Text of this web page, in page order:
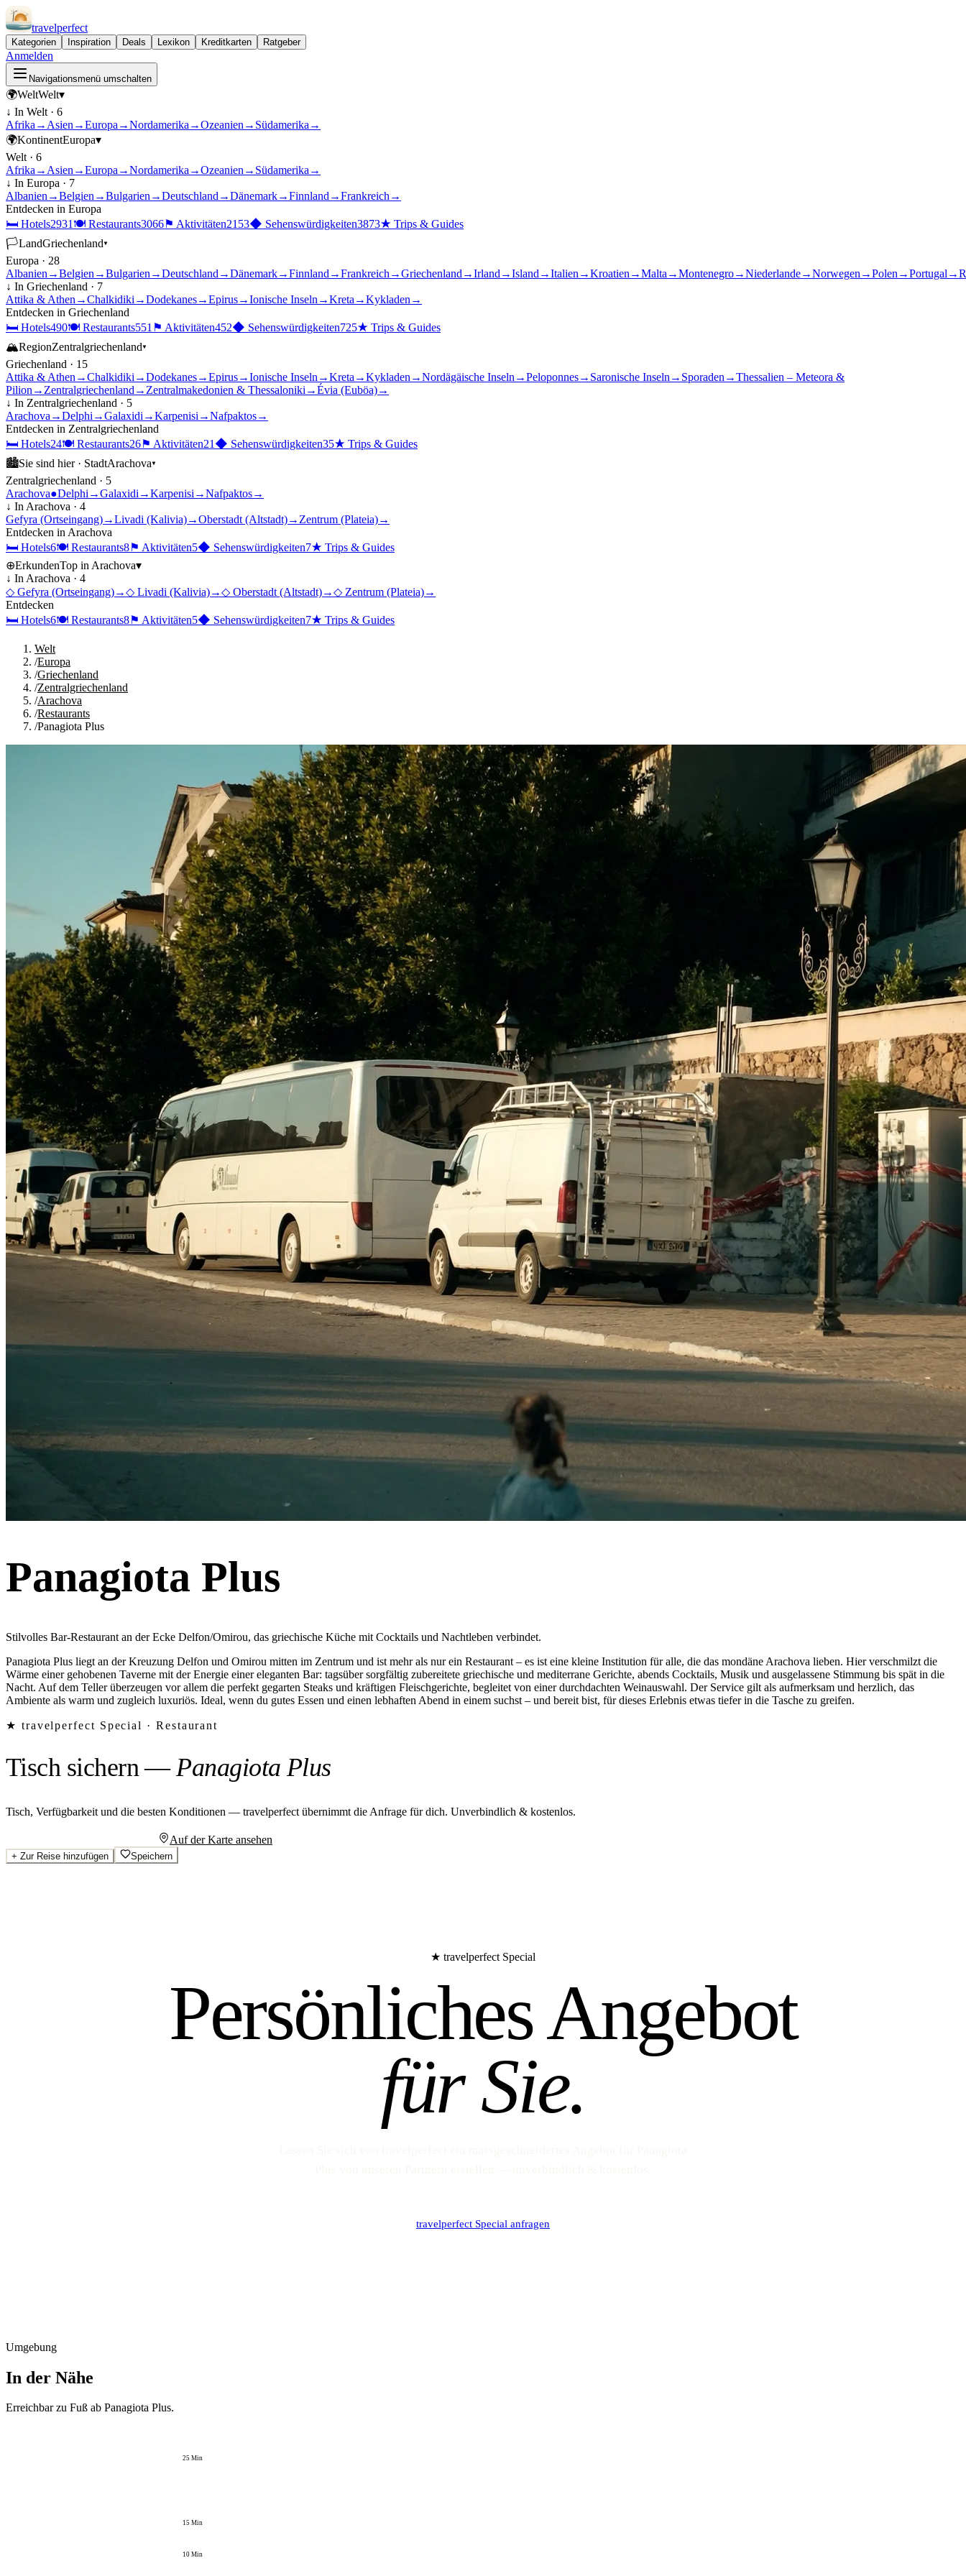
travelperfect
Kategorien Inspiration Deals Lexikon Kreditkarten Ratgeber
Anmelden
Navigationsmenü umschalten
🌍WeltWelt▾
↓ In Welt · 6
Afrika → Asien →Europa →Nordamerika →Ozeanien → Südamerika →
🌍KontinentEuropa▾
Welt · 6
Afrika → Asien →Europa →Nordamerika →Ozeanien → Südamerika →
↓ In Europa · 7
Albanien →Belgien →Bulgarien →Deutschland →Dänemark→Finnland →Frankreich →
Entdecken in Europa
🛏 Hotels2931 🍽 Restaurants3066⚑ Aktivitäten2153◆ Sehenswürdigkeiten3873★ Trips & Guides
🏳LandGriechenland▾
Europa · 28
Albanien →Belgien →Bulgarien →Deutschland →Dänemark→Finnland →Frankreich →Griechenland →Irland →Island →Italien →Kroatien →Malta →Montenegro→Niederlande→Norwegen →Polen →Portugal →
↓ In Griechenland · 7
Attika & Athen →Chalkidiki →Dodekanes→Epirus→Ionische Inseln →Kreta →Kykladen →
Entdecken in Griechenland
🛏 Hotels490🍽 Restaurants551 ⚑ Aktivitäten452◆ Sehenswürdigkeiten725★ Trips & Guides
🏔RegionZentralgriechenland▾
Griechenland · 15
Attika & Athen →Chalkidiki →Dodekanes→Epirus→Ionische Inseln →Kreta →Kykladen →Nordägäische Inseln →Peloponnes→ Saronische Inseln → Sporaden →Thessalien – Meteora &
Pilion → Zentralgriechenland → Zentralmakedonien & Thessaloniki →Évia (Euböa)→
↓ In Zentralgriechenland · 5
Arachova →Delphi →Galaxidi →Karpenisi →Nafpaktos→
Entdecken in Zentralgriechenland
🛏 Hotels24🍽 Restaurants26⚑ Aktivitäten21 ◆ Sehenswürdigkeiten35★ Trips & Guides
🏙Sie sind hier · StadtArachova▾
Zentralgriechenland · 5
Arachova●Delphi →Galaxidi →Karpenisi →Nafpaktos→
↓ In Arachova · 4
Gefyra (Ortseingang)→Livadi (Kalivia)→Oberstadt (Altstadt)→ Zentrum (Plateia)→
Entdecken in Arachova
🛏 Hotels6🍽 Restaurants8⚑ Aktivitäten5◆ Sehenswürdigkeiten7★ Trips & Guides
⊕ErkundenTop in Arachova▾
↓ In Arachova · 4
◇ Gefyra (Ortseingang)→◇ Livadi (Kalivia)→◇ Oberstadt (Altstadt)→◇ Zentrum (Plateia)→
Entdecken
🛏 Hotels6🍽 Restaurants8⚑ Aktivitäten5◆ Sehenswürdigkeiten7★ Trips & Guides
Welt
/Europa
/Griechenland
/Zentralgriechenland
/Arachova
/Restaurants
/Panagiota Plus
Panagiota Plus
Stilvolles Bar-Restaurant an der Ecke Delfon/Omirou, das griechische Küche mit Cocktails und Nachtleben verbindet.
Panagiota Plus liegt an der Kreuzung Delfon und Omirou mitten im Zentrum und ist mehr als nur ein Restaurant – es ist eine kleine Institution für alle, die das mondäne Arachova lieben. Hier verschmilzt die
Wärme einer gehobenen Taverne mit der Energie einer eleganten Bar: tagsüber sorgfältig zubereitete griechische und mediterrane Gerichte, abends Cocktails, Musik und ausgelassene Stimmung bis spät in die
Nacht. Auf dem Teller überzeugen vor allem die perfekt gegarten Steaks und kräftigen Fleischgerichte, begleitet von einer durchdachten Weinauswahl. Der Service gilt als aufmerksam und herzlich, das
Ambiente als warm und zugleich luxuriös. Ideal, wenn du gutes Essen und einen lebhaften Abend in einem suchst – und bereit bist, für dieses Erlebnis etwas tiefer in die Tasche zu greifen.
★ travelperfect Special · Restaurant
Tisch sichern—Panagiota Plus
Tisch, Verfügbarkeit und die besten Konditionen — travelperfect übernimmt die Anfrage für dich. Unverbindlich & kostenlos.
Auf der Karte ansehen
+ Zur Reise hinzufügen Speichern
★ travelperfect Special
Persönliches Angebot
für Sie.
travelperfect Special anfragen
Umgebung
In der Nähe
Erreichbar zu Fuß ab Panagiota Plus.
10Min
15 Min
25 Min